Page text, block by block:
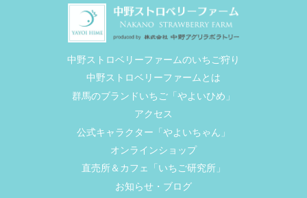
中野ストロベリーファームのいちご狩り
中野ストロベリーファームとは
群馬のブランドいちご「やよいひめ」
アクセス
公式キャラクター「やよいちゃん」
オンラインショップ
直売所＆カフェ「いちご研究所」
お知らせ・ブログ